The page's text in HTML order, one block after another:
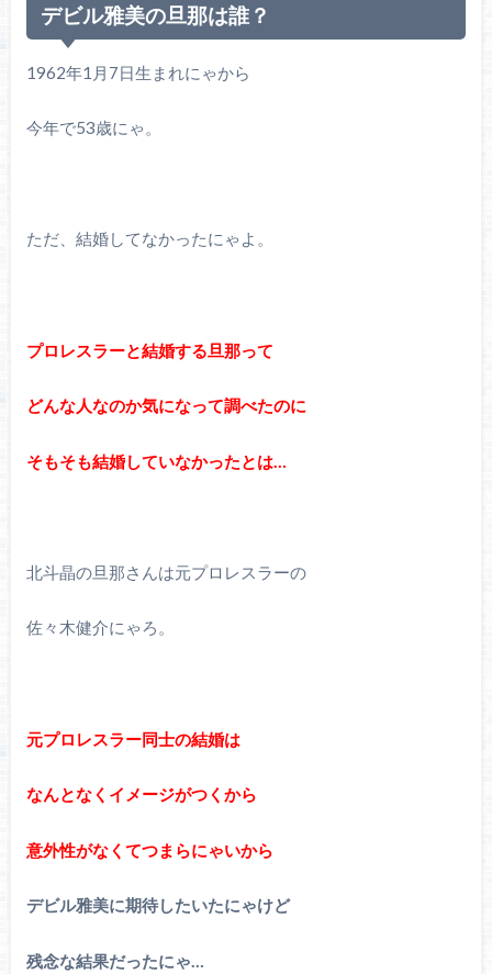
デビル雅美の旦那は誰？
1962年1月7日生まれにゃから
今年で53歳にゃ。
ただ、結婚してなかったにゃよ。
プロレスラーと結婚する旦那って
どんな人なのか気になって調べたのに
そもそも結婚していなかったとは…
北斗晶の旦那さんは元プロレスラーの
佐々木健介にゃろ。
元プロレスラー同士の結婚は
なんとなくイメージがつくから
意外性がなくてつまらにゃいから
デビル雅美に期待したいたにゃけど
残念な結果だったにゃ…